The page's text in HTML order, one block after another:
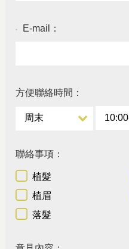
● E-mail：
方便聯絡時間：
聯絡事項：
植髮
植眉
落髮